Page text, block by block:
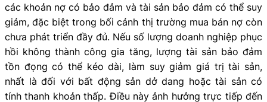
các khoản nợ có bảo đảm và tài sản bảo đảm có thể suy
giảm, đặc biệt trong bối cảnh thị trường mua bán nợ còn
chưa phát triển đầy đủ. Nếu số lượng doanh nghiệp phục
hồi không thành công gia tăng, lượng tài sản bảo đảm
tồn đọng có thể kéo dài, làm suy giảm giá trị tài sản,
nhất là đối với bất động sản dở dang hoặc tài sản có
tính thanh khoản thấp. Điều này ảnh hưởng trực tiếp đến